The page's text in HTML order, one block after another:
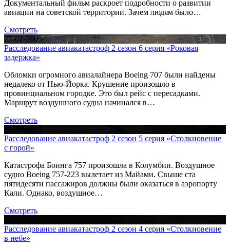
Документальный фильм раскроет подробности о развитии
авиации на советской территории. Зачем людям было…
Смотреть
27-02-2005
Расследование авиакатастроф 2 сезон 6 серия «Роковая
задержка»
Обломки огромного авиалайнера Boeing 707 были найдены
недалеко от Нью-Йорка. Крушение произошло в
провинциальном городке. Это был рейс с пересадками.
Маршрут воздушного судна начинался в…
Смотреть
Расследование авиакатастроф 2 сезон 5 серия «Столкновение
с горой»
Катастрофа Боинга 757 произошла в Колумбии. Воздушное
судно Boeing 757-223 вылетает из Майами. Свыше ста
пятидесяти пассажиров должны были оказаться в аэропорту
Кали. Однако, воздушное…
Смотреть
Расследование авиакатастроф 2 сезон 4 серия «Столкновение
в небе»